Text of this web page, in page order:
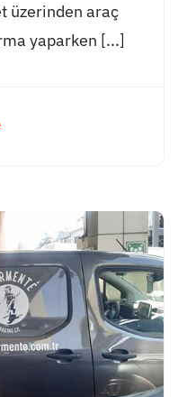
üzerinden araç
yaparken [...]